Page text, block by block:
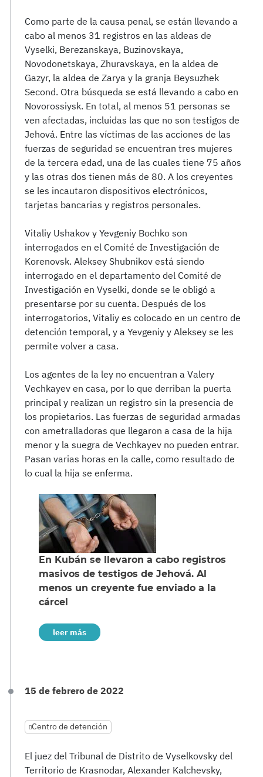
Como parte de la causa penal, se están llevando a
cabo al menos 31 registros en las aldeas de
Vyselki, Berezanskaya, Buzinovskaya,
Novodonetskaya, Zhuravskaya, en la aldea de
Gazyr, la aldea de Zarya y la granja Beysuzhek
Second. Otra búsqueda se está llevando a cabo en
Novorossiysk. En total, al menos 51 personas se
ven afectadas, incluidas las que no son testigos de
Jehová. Entre las víctimas de las acciones de las
fuerzas de seguridad se encuentran tres mujeres
de la tercera edad, una de las cuales tiene 75 años
y las otras dos tienen más de 80. A los creyentes
se les incautaron dispositivos electrónicos,
tarjetas bancarias y registros personales.
Vitaliy Ushakov y Yevgeniy Bochko son
interrogados en el Comité de Investigación de
Korenovsk. Aleksey Shubnikov está siendo
interrogado en el departamento del Comité de
Investigación en Vyselki, donde se le obligó a
presentarse por su cuenta. Después de los
interrogatorios, Vitaliy es colocado en un centro de
detención temporal, y a Yevgeniy y Aleksey se les
permite volver a casa.
Los agentes de la ley no encuentran a Valery
Vechkayev en casa, por lo que derriban la puerta
principal y realizan un registro sin la presencia de
los propietarios. Las fuerzas de seguridad armadas
con ametralladoras que llegaron a casa de la hija
menor y la suegra de Vechkayev no pueden entrar.
Pasan varias horas en la calle, como resultado de
lo cual la hija se enferma.
En Kubán se llevaron a cabo registros
masivos de testigos de Jehová. Al
menos un creyente fue enviado a la
cárcel
leer más
15 de febrero de 2022
Centro de detención
El juez del Tribunal de Distrito de Vyselkovsky del
Territorio de Krasnodar, Alexander Kalchevsky,